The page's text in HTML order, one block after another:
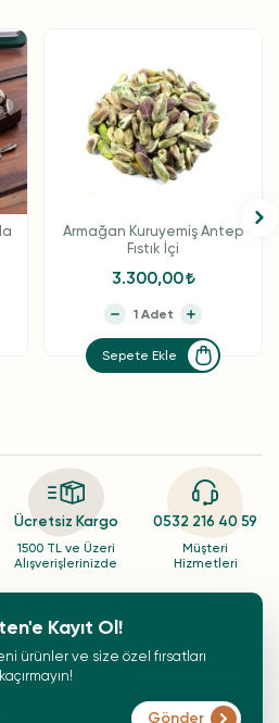
Armağan Kuruyemiş Antep
Fıstık İçi
3.300,00
Sepete Ekle
Ücretsiz Kargo
1500 TL ve Üzeri
Alışverişlerinizde
0532 216 40 59
Müşteri
Hizmetleri
Kayıt Ol!
ürünler ve size özel fırsatları
kaçırmayın!
Gönder